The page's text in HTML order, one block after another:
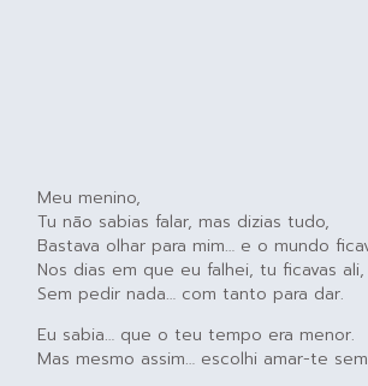
Meu menino,
Tu não sabias falar, mas dizias tudo,
Bastava olhar para mim… e o mundo
Nos dias em que eu falhei, tu ficavas ali,
Sem pedir nada… com tanto para dar.
Eu sabia… que o teu tempo era menor.
Mas mesmo assim… escolhi amar-te